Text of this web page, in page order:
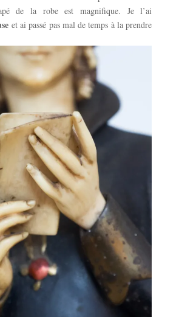
de la robe est magnifique. Je l’ai
et ai passé pas mal de temps à la prendre